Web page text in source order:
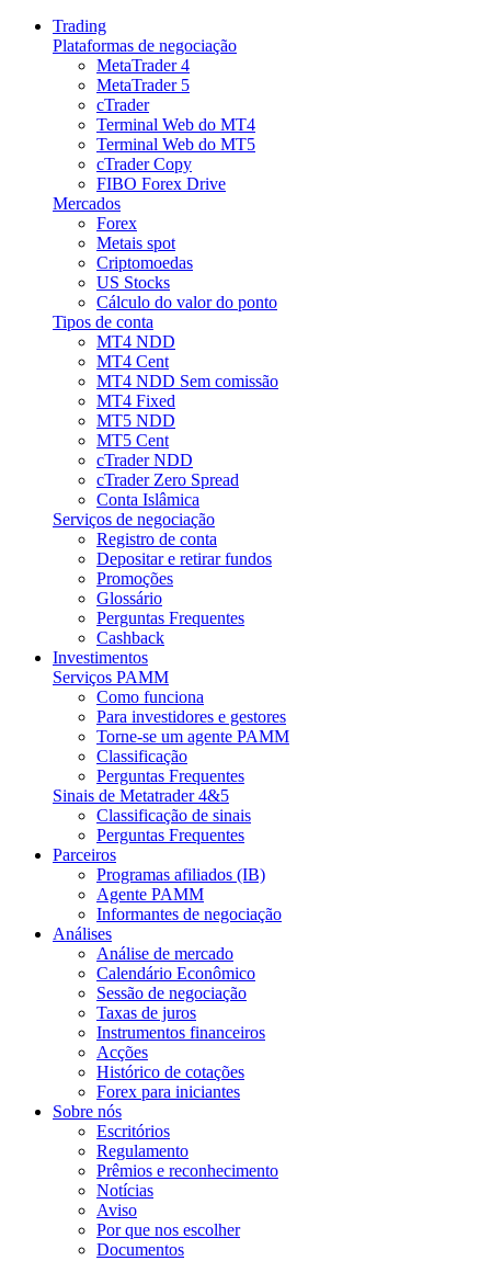
Trading
Plataformas de negociação
MetaTrader 4
MetaTrader 5
cTrader
Terminal Web do MT4
Terminal Web do MT5
cTrader Copy
FIBO Forex Drive
Mercados
Forex
Metais spot
Criptomoedas
US Stocks
Cálculo do valor do ponto
Tipos de conta
MT4 NDD
MT4 Cent
MT4 NDD Sem comissão
MT4 Fixed
MT5 NDD
MT5 Cent
cTrader NDD
cTrader Zero Spread
Conta Islâmica
Serviços de negociação
Registro de conta
Depositar e retirar fundos
Promoções
Glossário
Perguntas Frequentes
Cashback
Investimentos
Serviços PAMM
Como funciona
Para investidores e gestores
Torne-se um agente PAMM
Classificação
Perguntas Frequentes
Sinais de Metatrader 4&5
Classificação de sinais
Perguntas Frequentes
Parceiros
Programas afiliados (IB)
Agente PAMM
Informantes de negociação
Análises
Análise de mercado
Calendário Econômico
Sessão de negociação
Taxas de juros
Instrumentos financeiros
Acções
Histórico de cotações
Forex para iniciantes
Sobre nós
Escritórios
Regulamento
Prêmios e reconhecimento
Notícias
Aviso
Por que nos escolher
Documentos